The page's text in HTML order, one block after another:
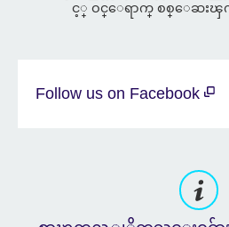
င့္ ဝင္ေရာက္ စစ္ေဆး
Follow us on Facebook